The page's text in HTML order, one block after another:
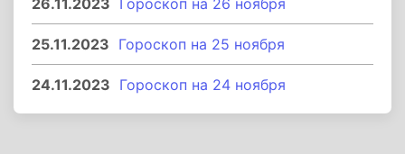
26.11.2023 Гороскоп на 26 ноября
25.11.2023 Гороскоп на 25 ноября
24.11.2023 Гороскоп на 24 ноября